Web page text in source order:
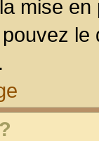
mise